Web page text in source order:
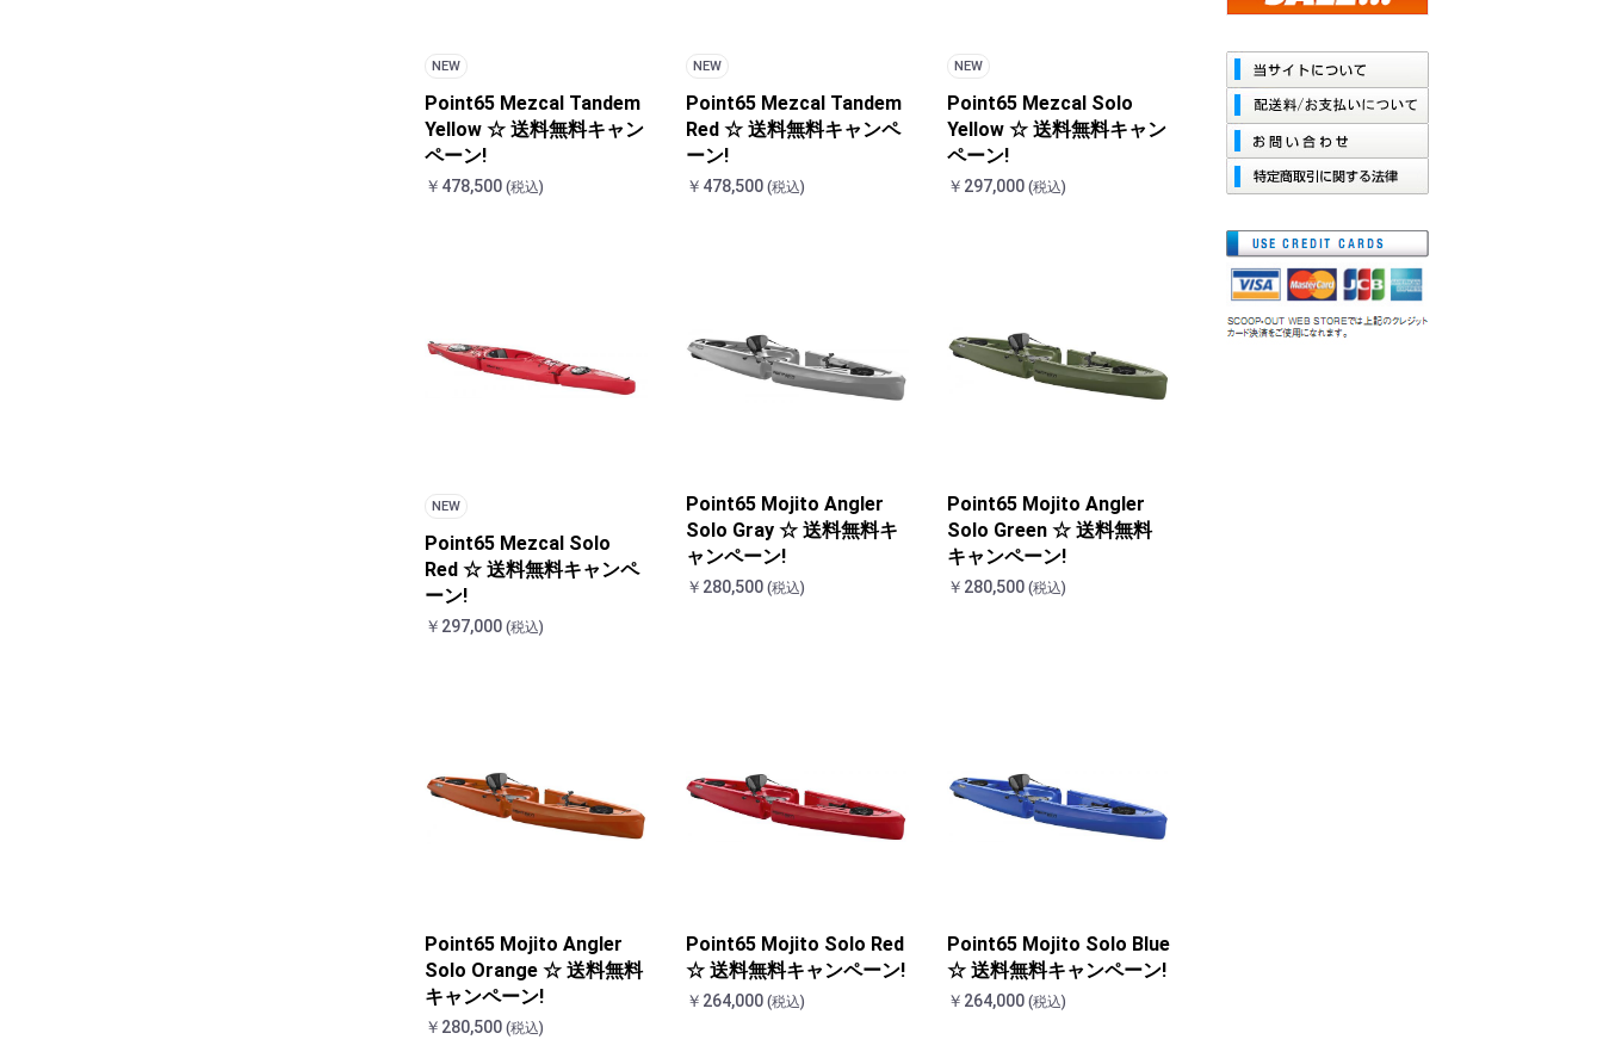
NEW
Point65 Mezcal Tandem
Yellow ☆ 送料無料キャン
ペーン!
￥478,500 (税込)
NEW
Point65 Mezcal Tandem
Red ☆ 送料無料キャンペ
ーン!
￥478,500(税込)
NEW
Point65 Mezcal Solo
Yellow ☆ 送料無料キャン
ペーン!
￥297,000(税込)
NEW
Point65 Mezcal Solo
Red ☆ 送料無料キャンペ
ーン!
￥297,000 (税込)
Point65 Mojito Angler
Solo Gray ☆ 送料無料キ
ャンペーン!
￥280,500(税込)
Point65 Mojito Angler
Solo Green ☆ 送料無料
キャンペーン!
￥280,500(税込)
Point65 Mojito Angler
Solo Orange ☆ 送料無料
キャンペーン!
￥280,500 (税込)
Point65 Mojito Solo Red
☆ 送料無料キャンペーン!
￥264,000(税込)
Point65 Mojito Solo Blue
☆ 送料無料キャンペーン!
￥264,000(税込)